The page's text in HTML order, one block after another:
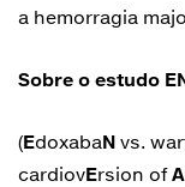
a hemorragia
Sobre o estudo
(EdoxabaN vs.
cardiovErsion ofA